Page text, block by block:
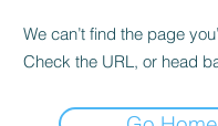
We can’t find the page
Check the URL, or head